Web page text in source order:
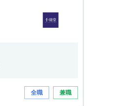
全職 兼職